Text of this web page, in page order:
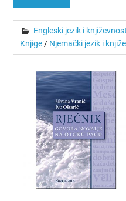
Engleski jezik i književnost
Knjige/ Njemački jezik i